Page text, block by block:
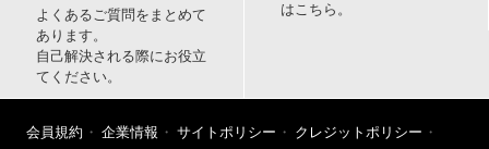
よくあるご質問をまとめて
あります。
自己解決される際にお役立
てください。
はこちら。
会員規約 企業情報 サイトポリシー クレジットポリシー